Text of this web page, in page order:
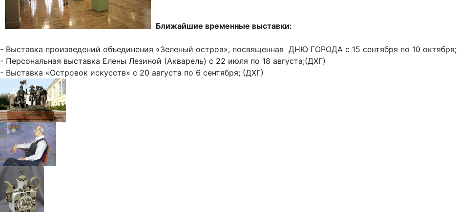
Ближайшие временные выставки:
- Выставка произведений объединения «Зеленый остров», посвященная ДНЮ ГОРОДА с 15 сентября по 10 октября;
- Персональная выставка Елены Лезиной (Акварель) с 22 июля по 18 августа;(ДХГ)
- Выставка «Островок искусств» с 20 августа по 6 сентября; (ДХГ)